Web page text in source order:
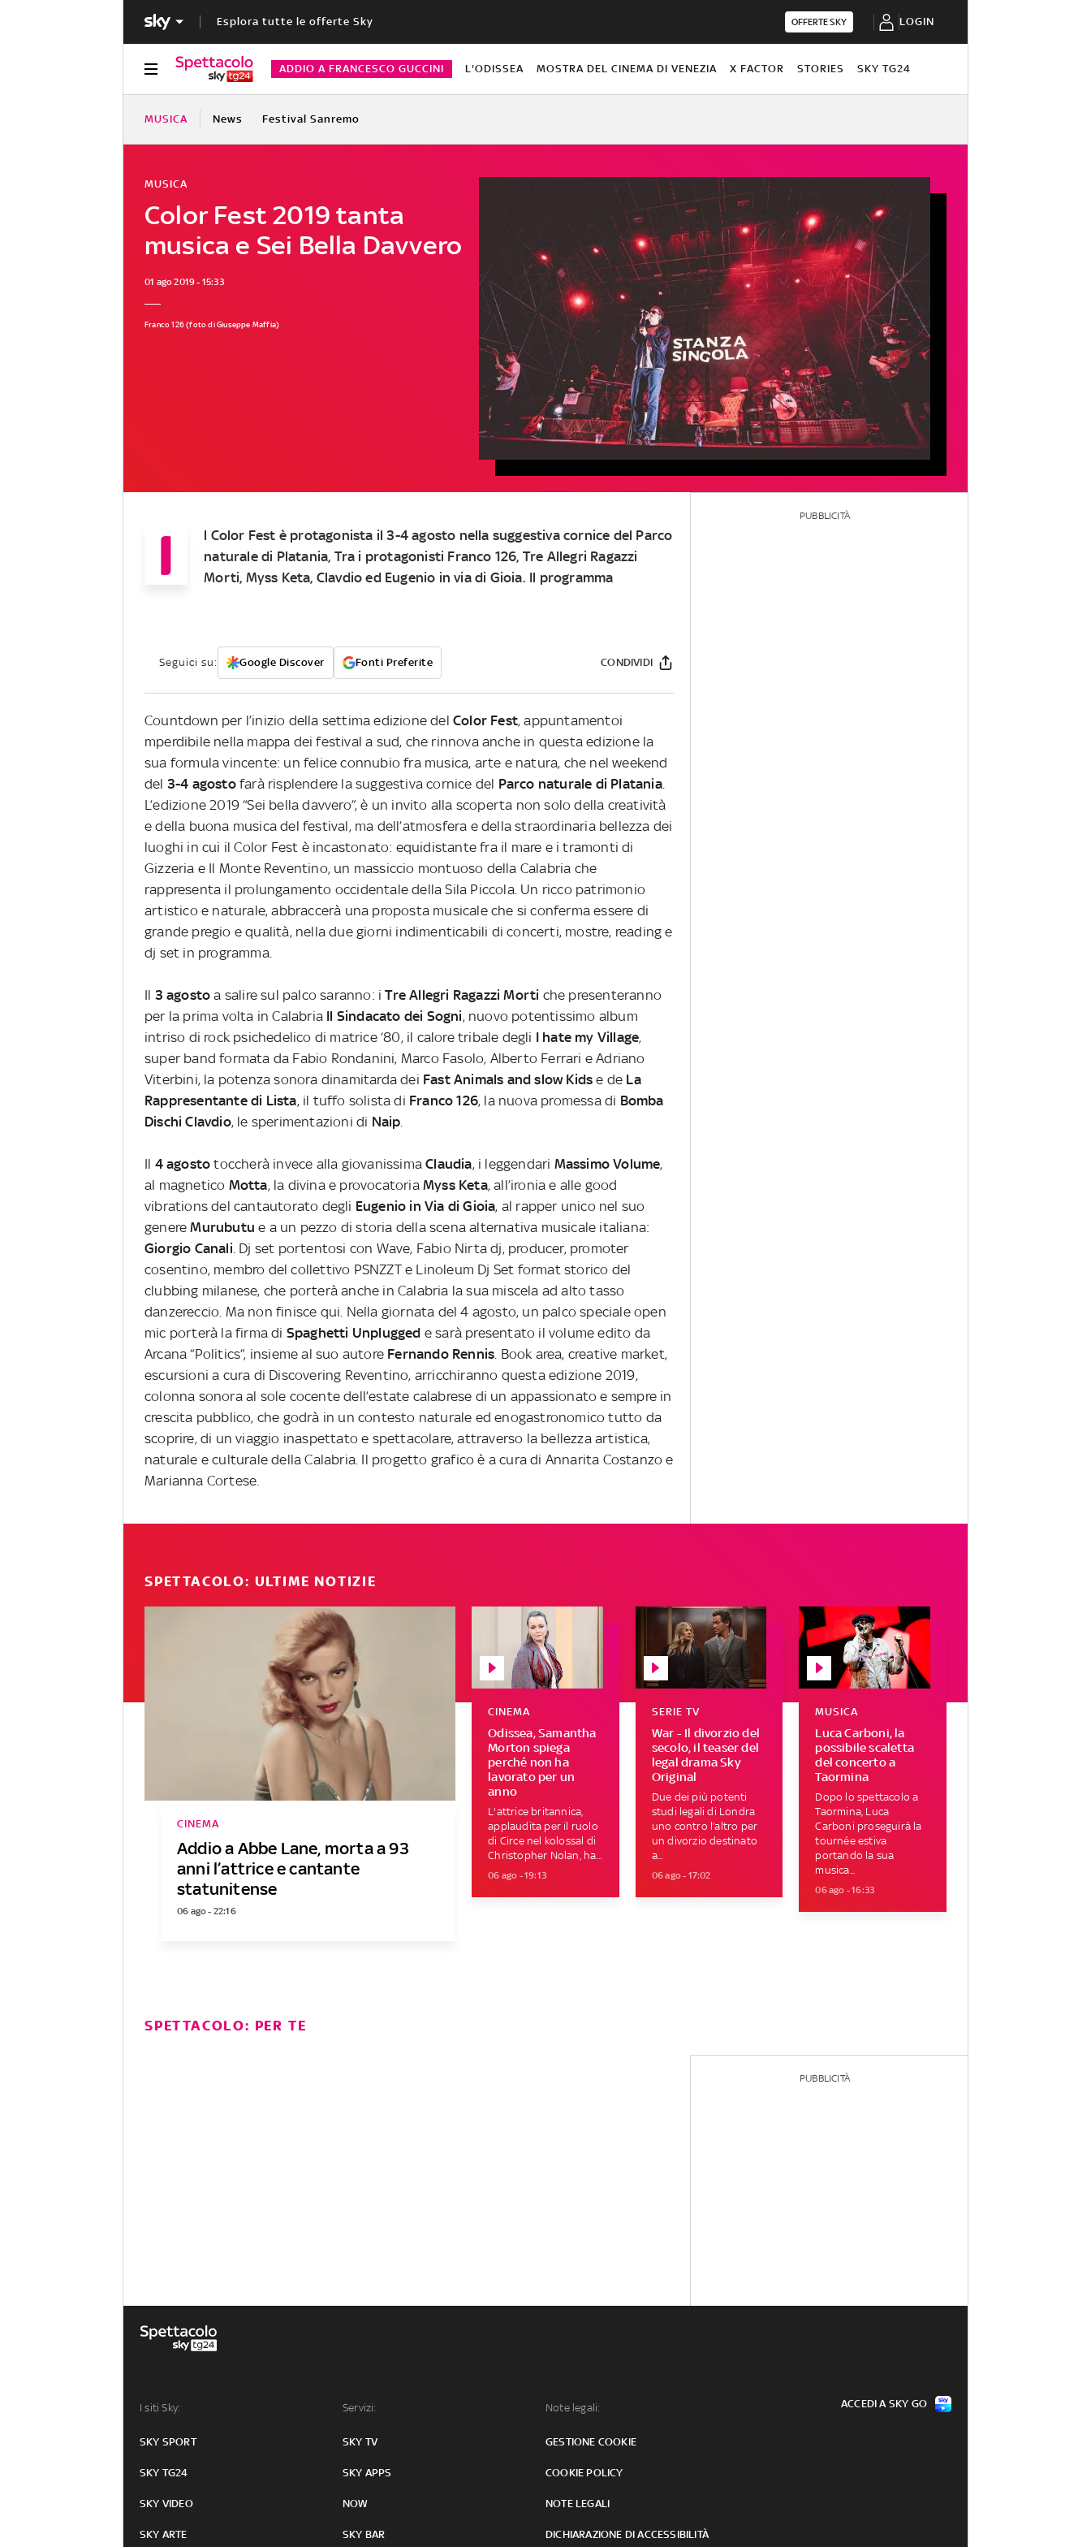
Esplora tutte le offerte Sky OFFERTE SKY LOGIN
ADDIO A FRANCESCO GUCCINI L'ODISSEA MOSTRA DEL CINEMA DI VENEZIA X FACTOR STORIES SKY TG24
MUSICA News Festival Sanremo
Color Fest 2019 tanta
musica e Sei Bella Davvero
MUSICA
01 ago 2019 - 15:33
Franco 126(foto di Giuseppe Maffia)
I l Color Fest è protagonista il 3-4 agosto nella suggestiva cornice del Parco
naturale di Platania, Tra i protagonisti Franco 126, Tre Allegri Ragazzi
Morti, Myss Keta, ClavdioedEugenio in via di Gioia. Il programma
Seguici su: Google Discover Fonti Preferite CONDIVIDI
Countdown per l’inizio della settima edizione del Color Fest, appuntamentoi
mperdibile nella mappa dei festival a sud, che rinnova anche in questa edizione la
sua formula vincente: un felice connubio fra musica, arte e natura, che nel weekend
del 3-4 agostofarà risplendere la suggestiva cornice del Parco naturale di Platania.
L’edizione 2019 “Sei bella davvero”, è un invito alla scoperta non solo della creatività
e della buona musica del festival, ma dell’atmosfera e della straordinaria bellezza dei
luoghi in cui il Color Fest è incastonato: equidistante fra il mare e i tramonti di
Gizzeria e Il Monte Reventino, un massiccio montuoso della Calabria che
rappresenta il prolungamento occidentale della Sila Piccola. Un ricco patrimonio
artistico e naturale, abbraccerà una proposta musicale che si conferma essere di
grande pregio e qualità, nella due giorni indimenticabili di concerti, mostre, reading e
dj set in programma.
Il 3 agosto a salire sul palco saranno: iTre Allegri Ragazzi Morti che presenteranno
per la prima volta in Calabria Il Sindacato dei Sogni, nuovo potentissimo album
intriso di rock psichedelico di matrice ‘80, il calore tribale degli I hate my Village,
super band formata da Fabio Rondanini, Marco Fasolo, Alberto Ferrari e Adriano
Viterbini, la potenza sonora dinamitarda dei Fast Animals and slow Kidse de La
Rappresentante di Lista, il tuffo solista di Franco 126, la nuova promessa di Bomba
Dischi Clavdio, le sperimentazioni di Naip
Il 4 agosto toccherà invece alla giovanissimaClaudia, i leggendari Massimo Volume,
al magnetico Motta, la divina e provocatoriaMyss Keta, all’ironia e alle good
vibrations del cantautorato degli Eugenio in Via di Gioia, al rapper unico nel suo
genereMurubutu e a un pezzo di storia della scena alternativa musicale italiana:
Giorgio Canali . Dj set portentosi con Wave, Fabio Nirta dj, producer, promoter
cosentino, membro del collettivo PSNZZT e Linoleum Dj Set format storico del
clubbing milanese, che porterà anche in Calabria la sua miscela ad alto tasso
danzereccio. Ma non finisce qui. Nella giornata del 4 agosto, un palco speciale open
mic porterà la firma di Spaghetti Unplugged e sarà presentato il volume edito da
Arcana “Politics”, insieme al suo autore Fernando Rennis . Book area, creative market,
escursioni a cura di Discovering Reventino, arricchiranno questa edizione 2019,
colonna sonora al sole cocente dell’estate calabrese di un appassionato e sempre in
crescita pubblico, che godrà in un contesto naturale ed enogastronomico tutto da
scoprire, di un viaggio inaspettato e spettacolare, attraverso la bellezza artistica,
naturale e culturale della Calabria. Il progetto grafico è a cura di Annarita Costanzo e
Marianna Cortese.
PUBBLICITÀ
SPETTACOLO: ULTIME NOTIZIE
Addio a Abbe Lane, morta a 93
anni l’attrice e cantante
statunitense
CINEMA
06 ago - 22:16
Odissea, Samantha
Morton spiega
perché non ha
lavorato per un
anno
CINEMA
L'attrice britannica,
applaudita per il ruolo
di Circe nel kolossal di
Christopher Nolan, ha...
06 ago - 19:13
War - Il divorzio del
secolo, il teaser del
legal drama Sky
Original
SERIE TV
Due dei più potenti
studi legali di Londra
uno contro l’altro per
un divorzio destinato
a...
06 ago - 17:02
Luca Carboni, la
possibile scaletta
del concerto a
Taormina
MUSICA
Dopo lo spettacolo a
Taormina, Luca
Carboni proseguirà la
tournée estiva
portando la sua
musica...
06 ago - 16:33
SPETTACOLO: PER TE
PUBBLICITÀ
I siti Sky:
SKY SPORT
SKY TG24
SKY VIDEO
SKY ARTE
Servizi:
SKY TV
SKY APPS
NOW
SKY BAR
Note legali:
GESTIONE COOKIE
COOKIE POLICY
NOTE LEGALI
DICHIARAZIONE DI ACCESSIBILITÀ
ACCEDI A SKY GO